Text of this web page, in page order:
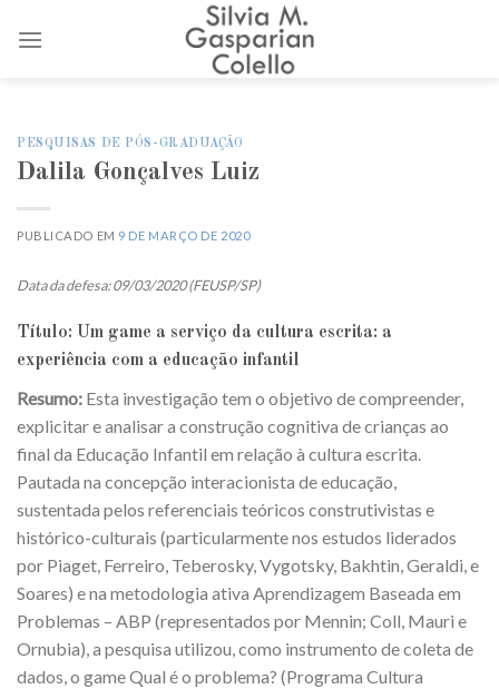
PESQUISAS DE PÓS-GRADUAÇÃO
Dalila Gonçalves Luiz
PUBLICADO EM 9 DE MARÇO DE 2020
Data da defesa: 09/03/2020 (FEUSP/SP)
Título: Um game a serviço da cultura escrita: a
experiência com a educação infantil
Resumo: Esta investigação tem o objetivo de compreender,
explicitar e analisar a construção cognitiva de crianças ao
final da Educação Infantil em relação à cultura escrita.
Pautada na concepção interacionista de educação,
sustentada pelos referenciais teóricos construtivistas e
histórico-culturais (particularmente nos estudos liderados
por Piaget, Ferreiro, Teberosky, Vygotsky, Bakhtin, Geraldi, e
Soares) e na metodologia ativa Aprendizagem Baseada em
Problemas – ABP (representados por Mennin; Coll, Mauri e
Ornubia), a pesquisa utilizou, como instrumento de coleta de
dados, o game Qual é o problema? (Programa Cultura